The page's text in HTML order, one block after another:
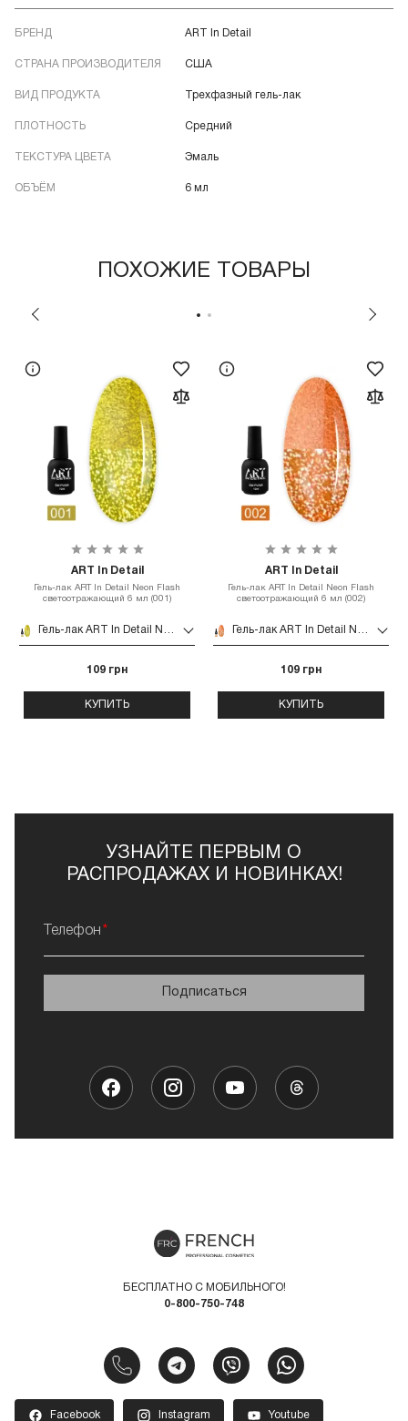
БРЕНД ART In Detail
СТРАНА ПРОИЗВОДИТЕЛЯ США
ВИД ПРОДУКТА Трехфазный гель-лак
ПЛОТНОСТЬ Средний
ТЕКСТУРА ЦВЕТА Эмаль
ОБЪЁМ 6 мл
ПОХОЖИЕ ТОВАРЫ
ART In Detail
Гель-лак ART In Detail Neon Flash
светоотражающий 6 мл (001)
Гель-лак ART In Detail Neon Flash светоотражающий 6 мл (001)
109 грн
КУПИТЬ
ART In Detail
Гель-лак ART In Detail Neon Flash
светоотражающий 6 мл (002)
Гель-лак ART In Detail Neon Flash светоотражающий 6 мл (002)
109 грн
КУПИТЬ
УЗНАЙТЕ ПЕРВЫМ О
РАСПРОДАЖАХ И НОВИНКАХ!
Телефон
Подписаться
БЕСПЛАТНО С МОБИЛЬНОГО!
0-800-750-748
Facebook Instagram Youtube